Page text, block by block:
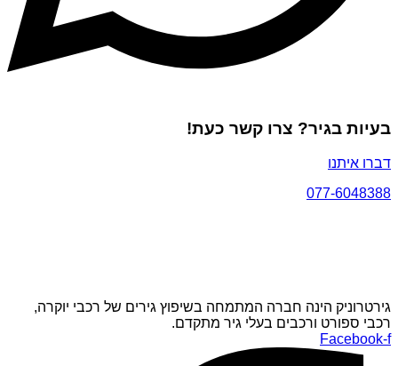
בעיות בגיר? צרו קשר כעת!
דברו איתנו
077-6048388
גירטרוניק הינה חברה המתמחה בשיפוץ גירים של רכבי יוקרה,
רכבי ספורט ורכבים בעלי גיר מתקדם.
Facebook-f